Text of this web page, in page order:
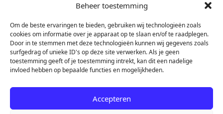
Beheer toestemming
Om de beste ervaringen te bieden, gebruiken wij technologieën zoals
cookies om informatie over je apparaat op te slaan en/of te raadplegen.
Door in te stemmen met deze technologieën kunnen wij gegevens zoals
surfgedrag of unieke ID's op deze site verwerken. Als je geen
toestemming geeft of je toestemming intrekt, kan dit een nadelige
invloed hebben op bepaalde functies en mogelijkheden.
Accepteren